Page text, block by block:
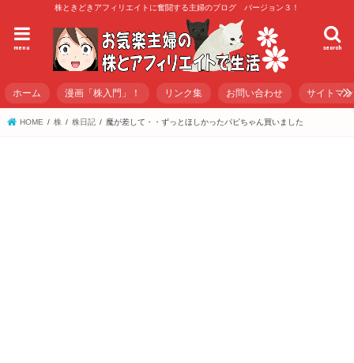
株ときどきアフィリエイトに奮闘する主婦のブログ バージョン３！
search
menu
ホーム 漫画「株入門」！ リンク集 お問い合わせ サイトマ
HOME 株 株日記 魔が差して・・ずっとほしかったパピちゃん買いました